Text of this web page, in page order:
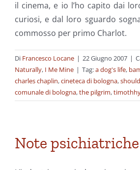
il cinema, e io l’ho capito dai
curiosi, e dal loro sguardo
commosso per primo Charlot.
Di Francesco Locane | 22 Giugno 2007 |
Naturally, I Me Mine | Tag:a dog's life,
charles chaplin,cineteca di bologna,
comunale di bologna,the pilgrim,
Note psichiatriche